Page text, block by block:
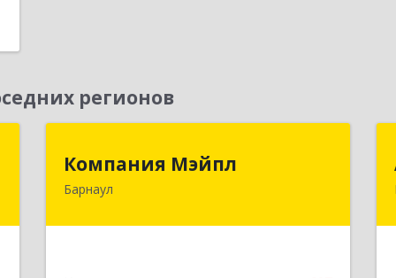
регионов
Компания Мэйпл
Барнаул
Компания Мэйпл
656038, Алтайский край, Барнаул г,